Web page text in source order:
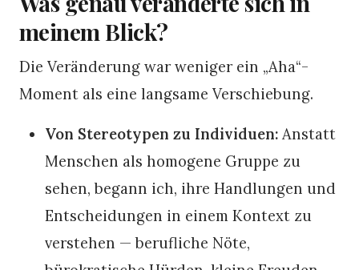
meinem Blick?
Die Veränderung war weniger ein „Aha“-
Moment als eine langsame Verschiebung.
Von Stereotypen zu Individuen: Anstatt
Menschen als homogene Gruppe zu
sehen, begann ich, ihre Handlungen und
Entscheidungen in einem Kontext zu
verstehen — berufliche Nöte,